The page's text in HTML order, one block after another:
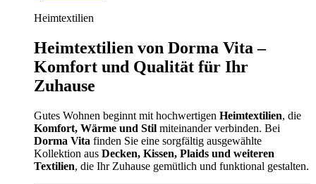
Heimtextilien
Heimtextilien von Dorma Vita –
Komfort und Qualität für Ihr
Zuhause
Gutes Wohnen beginnt mit hochwertigen Heimtextilien, die
Komfort, Wärme und Stil miteinander verbinden. Bei
Dorma Vita finden Sie eine sorgfältig ausgewählte
Kollektion aus Decken, Kissen, Plaids und weiteren
Textilien, die Ihr Zuhause gemütlich und funktional gestalten.